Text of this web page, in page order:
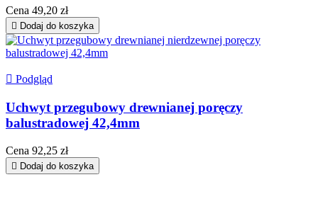
Cena 49,20 zł
 Dodaj do koszyka
 Podgląd
Uchwyt przegubowy drewnianej poręczy
balustradowej 42,4mm
Cena 92,25 zł
 Dodaj do koszyka